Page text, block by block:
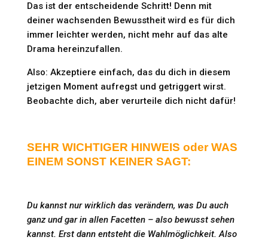
Das ist der entscheidende Schritt! Denn mit
deiner wachsenden Bewusstheit wird es für dich
immer leichter werden, nicht mehr auf das alte
Drama hereinzufallen.
Also: Akzeptiere einfach, das du dich in diesem
jetzigen Moment aufregst und getriggert wirst.
Beobachte dich, aber verurteile dich nicht dafür!
SEHR WICHTIGER HINWEIS oder WAS
EINEM SONST KEINER SAGT:
Du kannst nur wirklich das verändern, was Du auch
ganz und gar in allen Facetten – also bewusst sehen
kannst. Erst dann entsteht die Wahlmöglichkeit. Also